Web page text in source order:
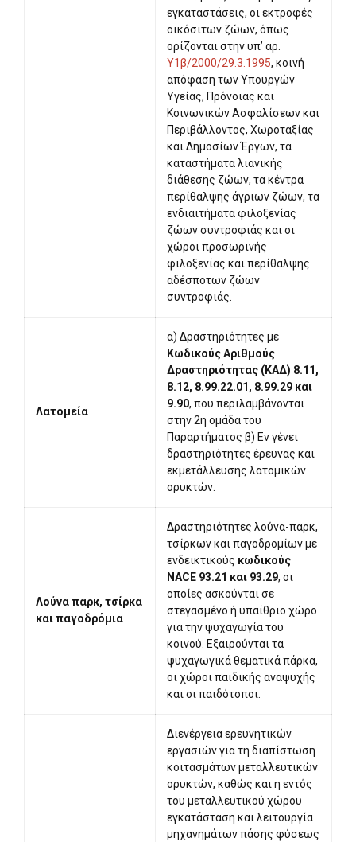
εγκαταστάσεις, οι εκτροφές
οικόσιτων ζώων, όπως
ορίζονται στην υπ’ αρ.
Υ1β/2000/29.3.1995, κοινή
απόφαση των Υπουργών
Υγείας, Πρόνοιας και
Κοινωνικών Ασφαλίσεων και
Περιβάλλοντος, Χωροταξίας
και Δημοσίων Έργων, τα
καταστήματα λιανικής
διάθεσης ζώων, τα κέντρα
περίθαλψης άγριων ζώων, τα
ενδιαιτήματα φιλοξενίας
ζώων συντροφιάς και οι
χώροι προσωρινής
φιλοξενίας και περίθαλψης
αδέσποτων ζώων
συντροφιάς.
Λατομεία
α) Δραστηριότητες με
Κωδικούς Αριθμούς
Δραστηριότητας (ΚΑΔ) 8.11,
8.12, 8.99.22.01, 8.99.29 και
9.90, που περιλαμβάνονται
στην 2η ομάδα του
Παραρτήματος β) Εν γένει
δραστηριότητες έρευνας και
εκμετάλλευσης λατομικών
ορυκτών.
Λούνα παρκ, τσίρκα
και παγοδρόμια
Δραστηριότητες λούνα-παρκ,
τσίρκων και παγοδρομίων με
ενδεικτικούς κωδικούς
NACE 93.21 και 93.29, οι
οποίες ασκούνται σε
στεγασμένο ή υπαίθριο χώρο
για την ψυχαγωγία του
κοινού. Εξαιρούνται τα
ψυχαγωγικά θεματικά πάρκα,
οι χώροι παιδικής αναψυχής
και οι παιδότοποι.
Διενέργεια ερευνητικών
εργασιών για τη διαπίστωση
κοιτασμάτων μεταλλευτικών
ορυκτών, καθώς και η εντός
του μεταλλευτικού χώρου
εγκατάσταση και λειτουργία
μηχανημάτων πάσης φύσεως